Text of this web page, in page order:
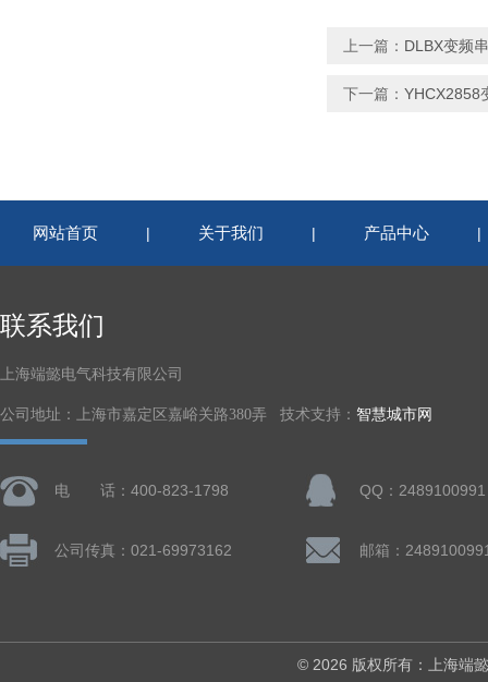
上一篇： DLBX变频
下一篇： YHCX2858
网站首页 | 关于我们 | 产品中心
联系我们
上海端懿电气科技有限公司
公司地址：上海市嘉定区嘉峪关路380弄 技术支持： 智慧城市网
电 话：400-823-1798 QQ：2489100991
公司传真：021-69973162 邮箱：
© 2026 版权所有：上海端